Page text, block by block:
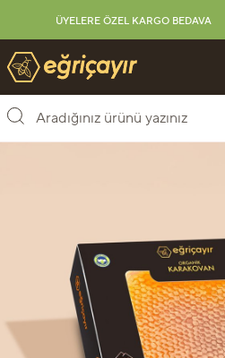
ÜYELERE ÖZEL KARGO BEDAVA
Eğriçayır Organik Arı Ürünleri